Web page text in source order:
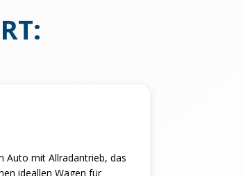
:
Auto mit Allradantrieb, das
ideallen Wagen für